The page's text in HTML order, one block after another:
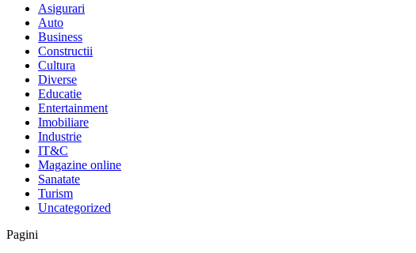
Asigurari
Auto
Business
Constructii
Cultura
Diverse
Educatie
Entertainment
Imobiliare
Industrie
IT&C
Magazine online
Sanatate
Turism
Uncategorized
Pagini